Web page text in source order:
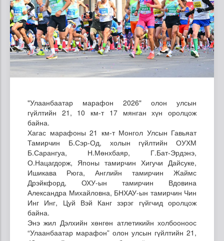
"Улаанбаатар марафон 2026" олон улсын
гүйлтийн 21, 10 км-т 17 мянган хүн оролцож
байна.
Хагас марафоны 21 км-т Монгол Улсын Гавьяат
Тамирчин Б.Сэр-Од, холын гүйлтийн ОУХМ
Б.Сарангуа, Н.Мөнхбаяр, Г.Бат-Эрдэнэ,
О.Нацагдорж, Японы тамирчин Хигучи Дайсуке,
Ишикава Рюга, Английн тамирчин Жаймс
Дрэйкфорд, ОХУ-ын тамирчин Вдовина
Александра Михайловна, БНХАУ-ын тамирчин Чин
Инг Инг, Цуй Вэй Канг зэрэг гүйгчид оролцож
байна.
Энэ жил Дэлхийн хөнгөн атлетикийн холбооноос
“Улаанбаатар марафон” олон улсын гүйлтийн 21,